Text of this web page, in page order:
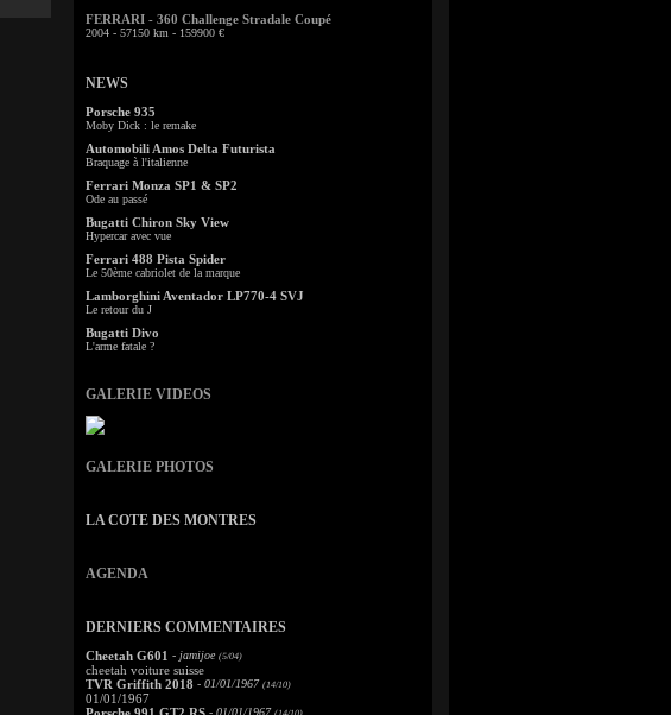
FERRARI - 360 Challenge Stradale Coupé
2004 - 57150 km - 159900 €
NEWS
Porsche 935
Moby Dick : le remake
Automobili Amos Delta Futurista
Braquage à l'italienne
Ferrari Monza SP1 & SP2
Ode au passé
Bugatti Chiron Sky View
Hypercar avec vue
Ferrari 488 Pista Spider
Le 50ème cabriolet de la marque
Lamborghini Aventador LP770-4 SVJ
Le retour du J
Bugatti Divo
L'arme fatale ?
GALERIE VIDEOS
GALERIE PHOTOS
LA COTE DES MONTRES
AGENDA
DERNIERS COMMENTAIRES
Cheetah G601 - jamijoe (5/04)
cheetah voiture suisse
TVR Griffith 2018 - 01/01/1967 (14/10)
01/01/1967
- 01/01/1967